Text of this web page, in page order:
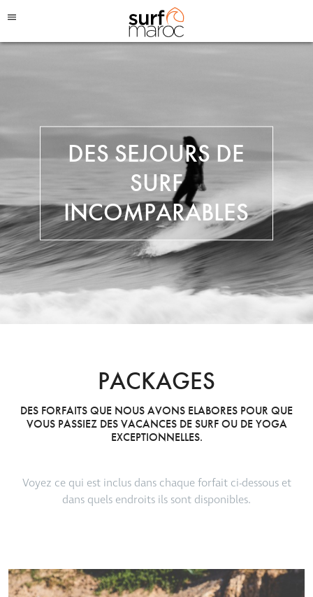
DES SEJOURS DE
SURF
INCOMPARABLES
PACKAGES
DES FORFAITS QUE NOUS AVONS ELABORES POUR QUE
VOUS PASSIEZ DES VACANCES DE SURF OU DE YOGA
EXCEPTIONNELLES.
Voyez ce qui est inclus dans chaque forfait ci-dessous et
dans quels endroits ils sont disponibles.